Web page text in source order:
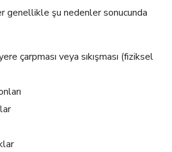
genellikle şu nedenler sonucunda
çarpması veya sıkışması (fiziksel